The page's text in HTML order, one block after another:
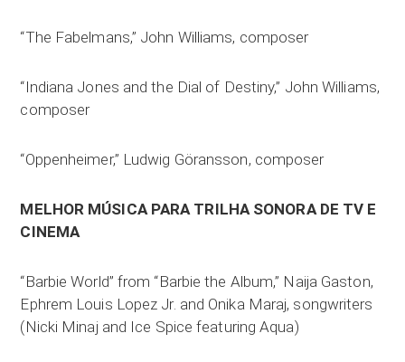
“The Fabelmans,” John Williams, composer
“Indiana Jones and the Dial of Destiny,” John Williams,
composer
“Oppenheimer,” Ludwig Göransson, composer
MELHOR MÚSICA PARA TRILHA SONORA DE TV E
CINEMA
“Barbie World” from “Barbie the Album,” Naija Gaston,
Ephrem Louis Lopez Jr. and Onika Maraj, songwriters
(Nicki Minaj and Ice Spice featuring Aqua)